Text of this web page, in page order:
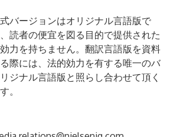
バージョンはオリジナル言語版で
読者の便宜を図る目的で提供された
力を持ちません。翻訳言語版を資料
際には、法的効力を有する唯一のバ
ジナル言語版と照らし合わせて頂く
。